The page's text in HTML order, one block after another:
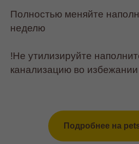
Полностью меняйте
неделю
!Не утилизируйте
канализацию во
Подробнее на